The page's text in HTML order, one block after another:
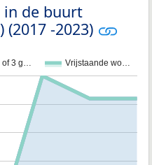
in de buurt
-2023)
of 3 g… Vrijstaande wo…